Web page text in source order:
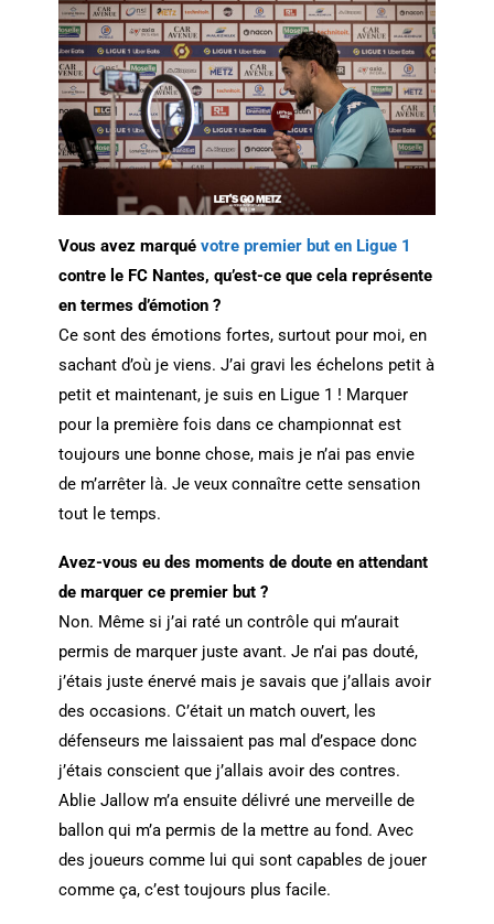
Vous avez marqué votre premier but en Ligue 1
contre le FC Nantes, qu’est-ce que cela représente
en termes d’émotion ?
Ce sont des émotions fortes, surtout pour moi, en
sachant d’où je viens. J’ai gravi les échelons petit à
petit et maintenant, je suis en Ligue 1 ! Marquer
pour la première fois dans ce championnat est
toujours une bonne chose, mais je n’ai pas envie
de m’arrêter là. Je veux connaître cette sensation
tout le temps.
Avez-vous eu des moments de doute en attendant
de marquer ce premier but ?
Non. Même si j’ai raté un contrôle qui m’aurait
permis de marquer juste avant. Je n’ai pas douté,
j’étais juste énervé mais je savais que j’allais avoir
des occasions. C’était un match ouvert, les
défenseurs me laissaient pas mal d’espace donc
j’étais conscient que j’allais avoir des contres.
Ablie Jallow m’a ensuite délivré une merveille de
ballon qui m’a permis de la mettre au fond. Avec
des joueurs comme lui qui sont capables de jouer
comme ça, c’est toujours plus facile.